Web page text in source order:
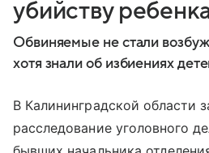
убийству
Обвиняемые не стали
хотя знали об избиениях
В Калининградской области
расследование уголовного